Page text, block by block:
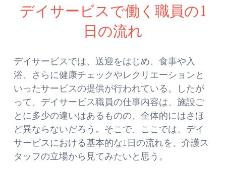
デイサービスで働く職員の1
日の流れ
デイサービスでは、送迎をはじめ、食事や入
浴、さらに健康チェックやレクリエーションと
いったサービスの提供が行われている。したが
って、デイサービス職員の仕事内容は、施設ご
とに多少の違いはあるものの、全体的にはさほ
ど異ならないだろう。そこで、ここでは、デイ
サービスにおける基本的な1日の流れを、介護ス
タッフの立場から見てみたいと思う。